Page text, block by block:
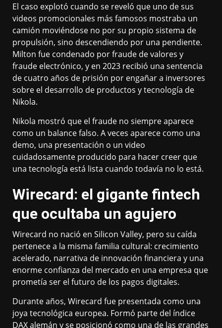
El caso explotó cuando se reveló que uno de sus
videos promocionales más famosos mostraba un
camión moviéndose no por su propio sistema de
propulsión, sino descendiendo por una pendiente.
Milton fue condenado por fraude de valores y
fraude electrónico, y en 2023 recibió una sentencia
de cuatro años de prisión por engañar a inversores
sobre el desarrollo de productos y tecnología de
Nikola.
Nikola mostró que el fraude no siempre aparece
como un balance falso. A veces aparece como una
demo, una presentación o un video
cuidadosamente producido para hacer creer que
una tecnología está lista cuando todavía no lo está.
Wirecard: el gigante fintech
que ocultaba un agujero
Wirecard no nació en Silicon Valley, pero su caída
pertenece a la misma familia cultural: crecimiento
acelerado, narrativa de innovación financiera y una
enorme confianza del mercado en una empresa que
prometía ser el futuro de los pagos digitales.
Durante años, Wirecard fue presentada como una
joya tecnológica europea. Formó parte del índice
DAX alemán y se posicionó como una de las grandes